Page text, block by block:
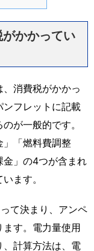
かかってい
消費税がかかっ
フレットに記載
が一般的です。
」「燃料費調整
金」の4つが含まれ
ます。
て決まり、アンペ
す。電力量使用
計算方法は、電